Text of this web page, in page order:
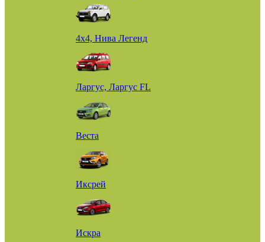
4х4, Нива Легенд
Ларгус, Ларгус FL
Веста
Иксрей
Искра